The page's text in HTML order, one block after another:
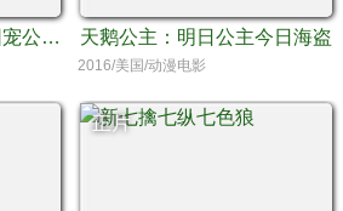
假千金她是真公主（团宠公主美又娇） 天鹅公主：明日公主今日海盗
2016/美国/动漫电影
正片